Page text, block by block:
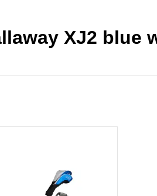
XJ2 blue